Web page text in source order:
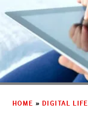
HOME » DIGITAL LIFE